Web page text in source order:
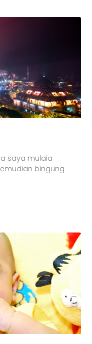
saya mulaia
bingung